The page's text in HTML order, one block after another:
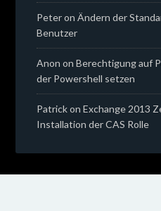
PeteronÄndern der
Benutzer
Anon onBerechtigung auf
der Powershell setzen
PatrickonExchange 2013
Installation der CAS Rolle